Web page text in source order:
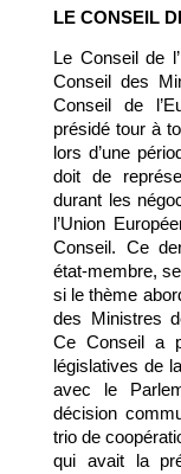
LE CONSEIL
Le Conseil de
Conseil des
Conseil de
présidé tour à
lors d’une
doit de
durant les
l’Union
Conseil. Ce
état-membre,
si le thème
des Ministres
Ce Conseil a
législatives de
avec le
décision
trio de
qui avait la